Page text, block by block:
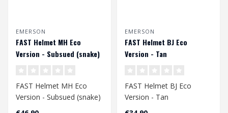
EMERSON
FAST Helmet MH Eco
Version - Subsued (snake)
FAST Helmet MH Eco
Version - Subsued (snake)
EMERSON
FAST Helmet BJ Eco
Version - Tan
FAST Helmet BJ Eco
Version - Tan